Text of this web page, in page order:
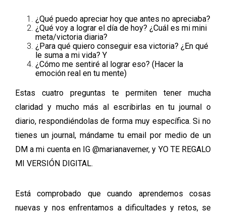
¿Qué puedo apreciar hoy que antes no apreciaba?
¿Qué voy a lograr el día de hoy? ¿Cuál es mi mini
meta/victoria diaria?
¿Para qué quiero conseguir esa victoria? ¿En qué
le suma a mi vida? Y
¿Cómo me sentiré al lograr eso? (Hacer la
emoción real en tu mente)
Estas cuatro preguntas te permiten tener mucha
claridad y mucho más al escribirlas en tu journal o
diario, respondiéndolas de forma muy específica. Si no
tienes un journal, mándame tu email por medio de un
DM a mi cuenta en IG @marianaverner, y YO TE REGALO
MI VERSIÓN DIGITAL.
Está comprobado que cuando aprendemos cosas
nuevas y nos enfrentamos a dificultades y retos, se